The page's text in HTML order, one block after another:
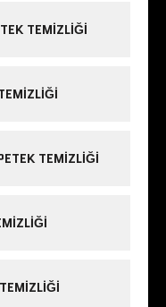
TEMIZLIĞI
TEMIZLIĞI